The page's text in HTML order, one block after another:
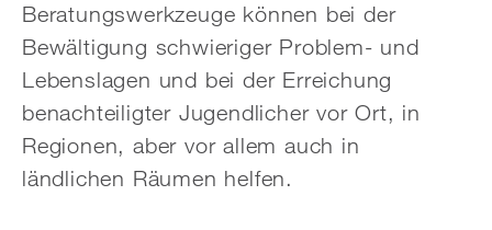
Beratungswerkzeuge können bei der
Bewältigung schwieriger Problem- und
Lebenslagen und bei der Erreichung
benachteiligter Jugendlicher vor Ort, in
Regionen, aber vor allem auch in
ländlichen Räumen helfen.